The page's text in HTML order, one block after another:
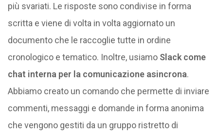
più svariati. Le risposte sono condivise in forma
scritta e viene di volta in volta aggiornato un
documento che le raccoglie tutte in ordine
cronologico e tematico. Inoltre, usiamo Slack come
chat interna per la comunicazione asincrona.
Abbiamo creato un comando che permette di inviare
commenti, messaggi e domande in forma anonima
che vengono gestiti da un gruppo ristretto di